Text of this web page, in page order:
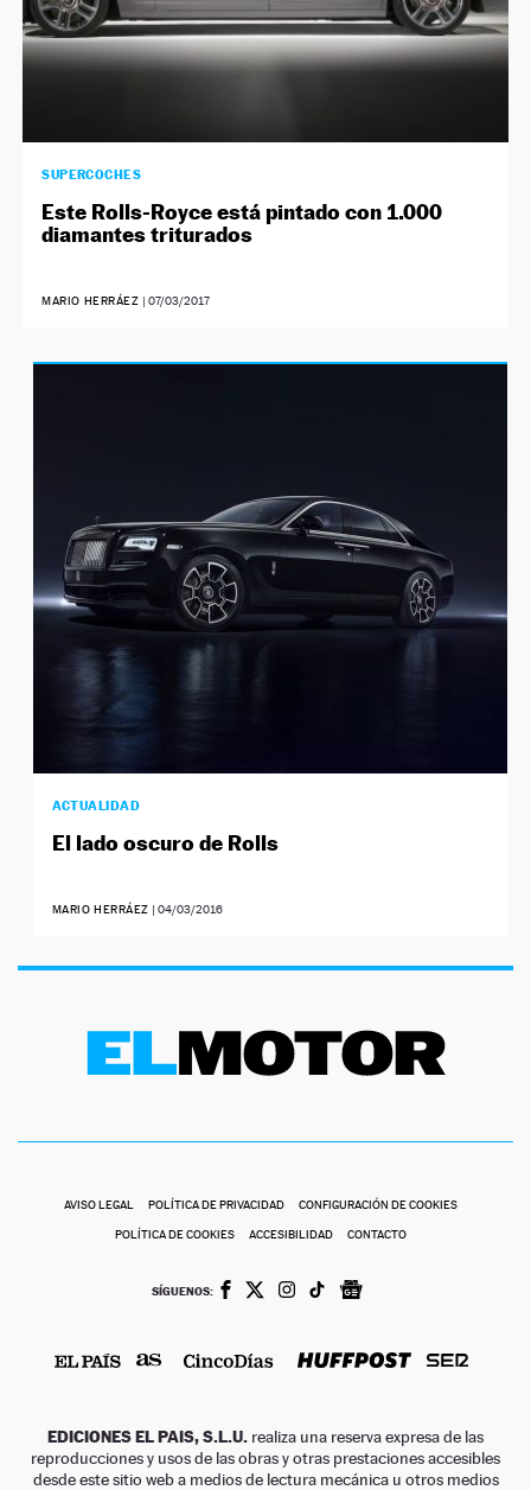
SUPERCOCHES
Este Rolls-Royce está pintado con 1.000
diamantes triturados
MARIO HERRÁEZ | 07/03/2017
ACTUALIDAD
El lado oscuro de Rolls
MARIO HERRÁEZ | 04/03/2016
AVISO LEGAL POLÍTICA DE PRIVACIDAD CONFIGURACIÓN DE COOKIES
POLÍTICA DE COOKIES ACCESIBILIDAD CONTACTO
SÍGUENOS:
EDICIONES EL PAIS, S.L.U. realiza una reserva expresa de las
reproducciones y usos de las obras y otras prestaciones accesibles
desde este sitio web a medios de lectura mecánica u otros medios